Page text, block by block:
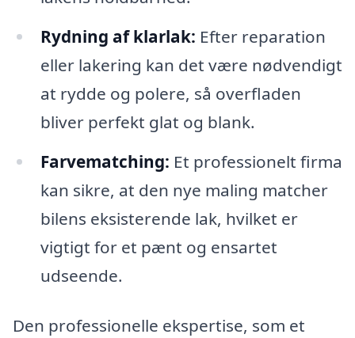
Rydning af klarlak: Efter reparation
eller lakering kan det være nødvendigt
at rydde og polere, så overfladen
bliver perfekt glat og blank.
Farvematching: Et professionelt firma
kan sikre, at den nye maling matcher
bilens eksisterende lak, hvilket er
vigtigt for et pænt og ensartet
udseende.
Den professionelle ekspertise, som et